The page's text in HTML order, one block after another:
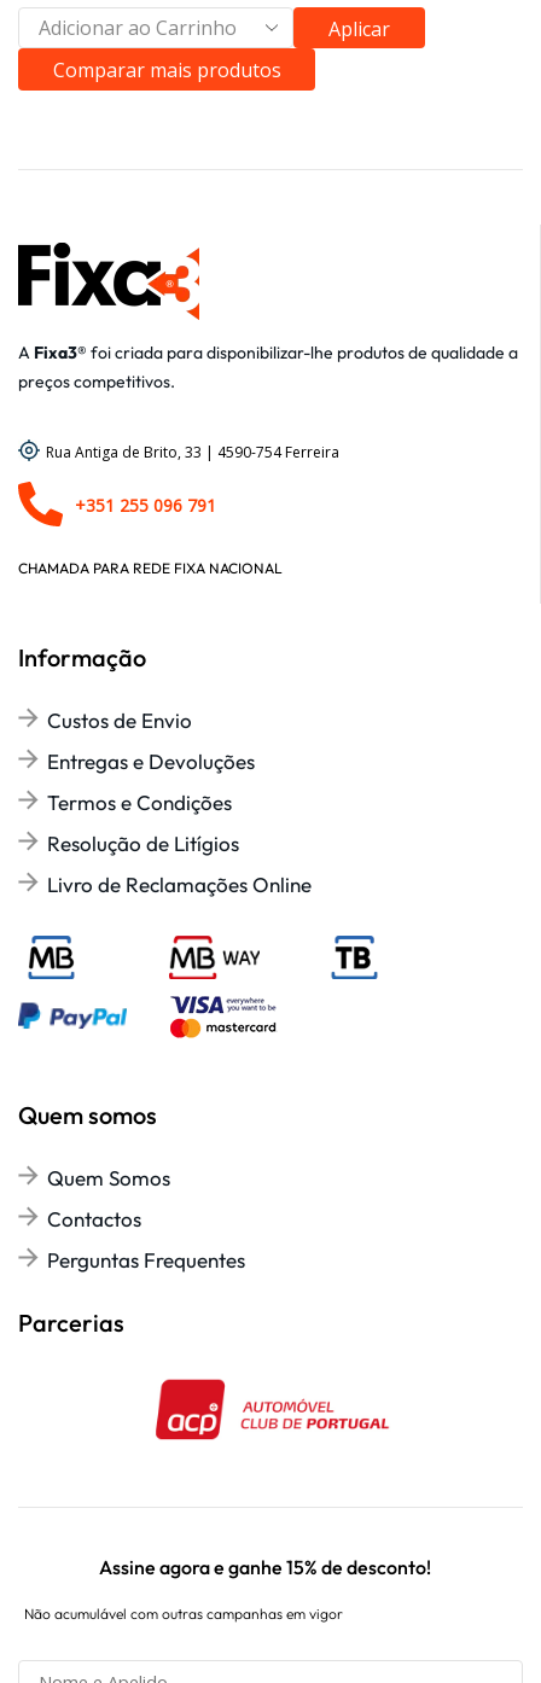
Aplicar
Comparar mais produtos
A Fixa3® foi criada para disponibilizar-lhe produtos de qualidade a
preços competitivos.
Rua Antiga de Brito, 33 | 4590-754 Ferreira
+351 255 096 791
CHAMADA PARA REDE FIXA NACIONAL
Informação
Custos de Envio
Entregas e Devoluções
Termos e Condições
Resolução de Litígios
Livro de Reclamações Online
Quem somos
Quem Somos
Contactos
Perguntas Frequentes
Parcerias
Assine agora e ganhe 15% de desconto!
Não acumulável com outras campanhas em vigor